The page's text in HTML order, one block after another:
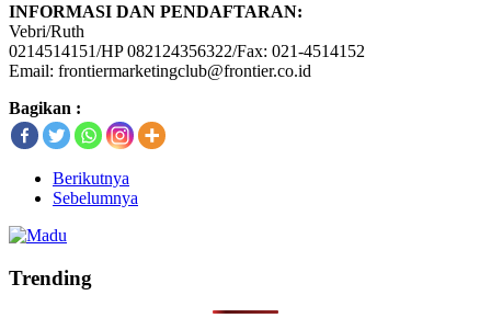
INFORMASI DAN PENDAFTARAN:
Vebri/Ruth
0214514151/HP 082124356322/Fax: 021-4514152
Email: frontiermarketingclub@frontier.co.id
Bagikan :
Berikutnya
Sebelumnya
Trending